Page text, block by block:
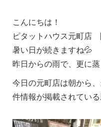
こんにちは！
ピタットハウス元町店
暑い日が続きますね💦
昨日からの雨で、更に
今日の元町店は朝から
件情報が掲載されてい